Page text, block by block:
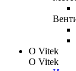
О Vitek
О Vitek